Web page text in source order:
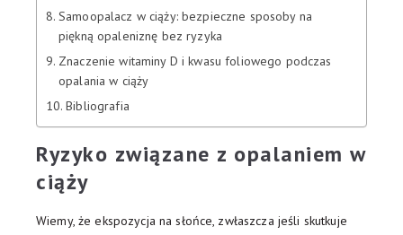
Samoopalacz w ciąży: bezpieczne sposoby na
piękną opaleniznę bez ryzyka
Znaczenie witaminy D i kwasu foliowego podczas
opalania w ciąży
Bibliografia
Ryzyko związane z opalaniem w
ciąży
Wiemy, że ekspozycja na słońce, zwłaszcza jeśli skutkuje